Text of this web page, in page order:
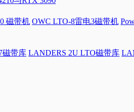
磁带机 OWC LTO-8雷电3磁带机
磁带库 LANDERS 2U LTO磁带库